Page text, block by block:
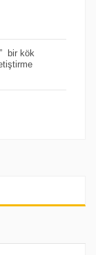
bir kök